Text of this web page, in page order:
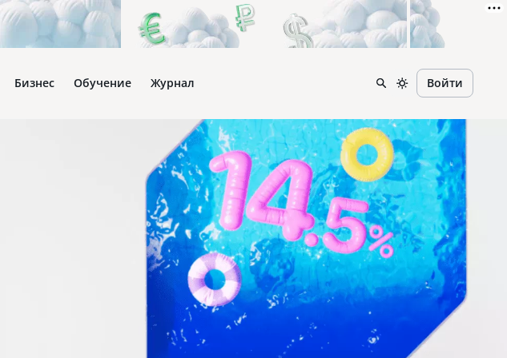
Бизнес Обучение Журнал Войти